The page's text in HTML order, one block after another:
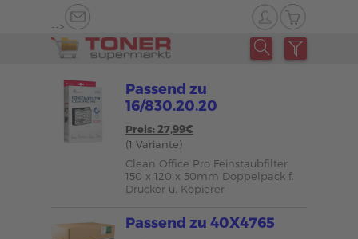
-->
Passend zu
16/830.20.20
Preis: 27,99€
(1 Variante)
Clean Office Pro Feinstaubfilter
150 x 120 x 50mm Doppelpack f.
Drucker u. Kopierer
Passend zu 40X4765